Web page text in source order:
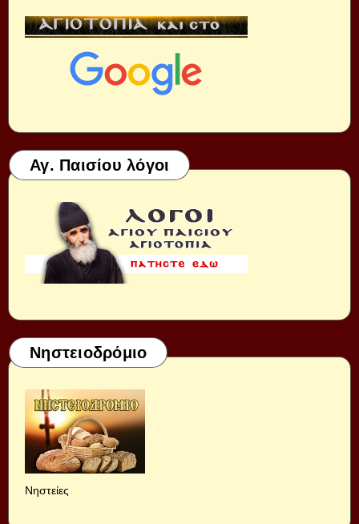
Αγ. Παισίου λόγοι
Νηστειοδρόμιο
Νηστείες